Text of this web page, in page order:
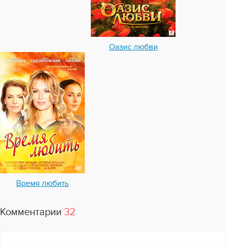
Оазис любви
Время любить
Комментарии 32